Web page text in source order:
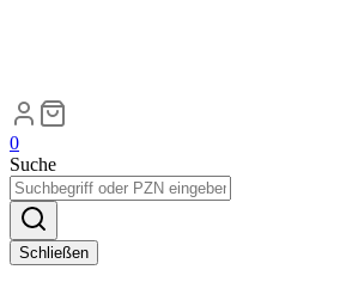
0
Suche
Schließen